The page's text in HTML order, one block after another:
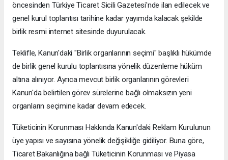
öncesinden Türkiye Ticaret Sicili Gazetesi'nde ilan edilecek ve
genel kurul toplantısı tarihine kadar yayımda kalacak şekilde
birlik resmi internet sitesinde duyurulacak.
Teklifle, Kanun'daki "Birlik organlarının seçimi" başlıklı hükümde
de birlik genel kurulu toplantısına yönelik düzenleme hüküm
altına alınıyor. Ayrıca mevcut birlik organlarının görevleri
Kanun'da belirtilen görev sürelerine bağlı olmaksızın yeni
organların seçimine kadar devam edecek.
Tüketicinin Korunması Hakkında Kanun'daki Reklam Kurulunun
üye yapısı ve sayısına yönelik değişikliğe gidiliyor. Buna göre,
Ticaret Bakanlığına bağlı Tüketicinin Korunması ve Piyasa